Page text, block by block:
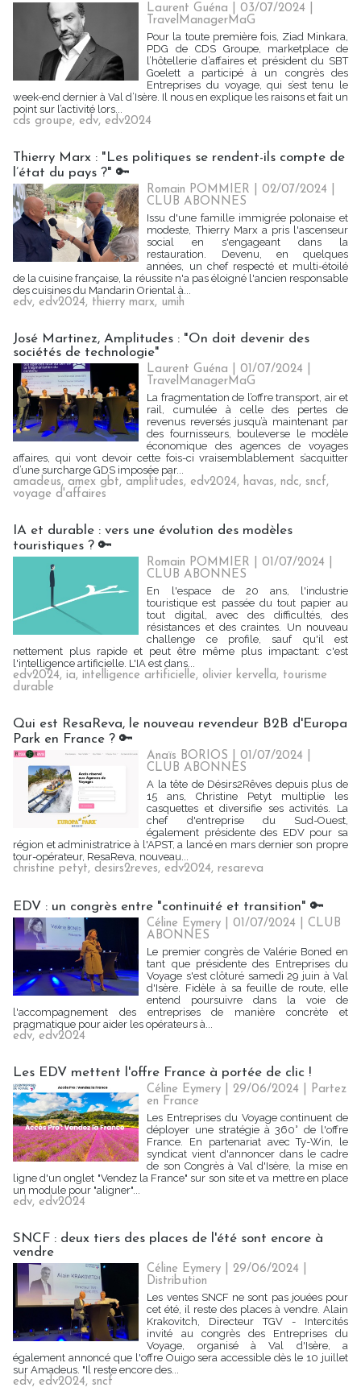
Laurent Guéna | 03/07/2024
TravelManagerMaG
Pour la toute première fois, Ziad Minkara,
PDG de CDS Groupe, marketplace de
l’hôtellerie d’affaires et président du SBT
Goelett a participé à un congrès des
Entreprises du voyage, qui s’est tenu le
week-end dernier à Val d’Isère. Il nous en explique les raisons et fait un
point sur l’activité lors...
cds groupe, edv, edv2024
Thierry Marx : "Les politiques se rendent-ils compte de
l’état du pays ?" 🔑
Romain POMMIER | 02/07/2024
CLUB ABONNES
Issu d'une famille immigrée polonaise et
modeste, Thierry Marx a pris l'ascenseur
social en s'engageant dans la
restauration. Devenu, en quelques
années, un chef respecté et multi-étoilé
de la cuisine française, la réussite n'a pas éloigné l'ancien responsable
des cuisines du Mandarin Oriental à...
edv, edv2024, thierry marx, umih
José Martinez, Amplitudes : "On doit devenir des
sociétés de technologie"
Laurent Guéna | 01/07/2024
TravelManagerMaG
La fragmentation de l’offre transport, air et
rail, cumulée à celle des pertes de
revenus reversés jusqu’à maintenant par
des fournisseurs, bouleverse le modèle
économique des agences de voyages
affaires, qui vont devoir cette fois-ci vraisemblablement s’acquitter
d’une surcharge GDS imposée par...
amadeus, amex gbt, amplitudes, edv2024, havas, ndc, sncf,
voyage d'affaires
IA et durable : vers une évolution des modèles
touristiques ? 🔑
Romain POMMIER | 01/07/2024
CLUB ABONNES
En l'espace de 20 ans, l'industrie
touristique est passée du tout papier au
tout digital, avec des difficultés, des
résistances et des craintes. Un nouveau
challenge ce profile, sauf qu'il est
nettement plus rapide et peut être même plus impactant: c'est
l'intelligence artificielle. L'IA est dans...
edv2024, ia, intelligence artificielle, olivier kervella, tourisme
durable
Qui est ResaReva, le nouveau revendeur B2B d'Europa
Park en France ? 🔑
Anaïs BORIOS | 01/07/2024
CLUB ABONNES
A la tête de Désirs2Rêves depuis plus de
15 ans, Christine Petyt multiplie les
casquettes et diversifie ses activités. La
chef d'entreprise du Sud-Ouest,
également présidente des EDV pour sa
région et administratrice à l'APST, a lancé en mars dernier son propre
tour-opérateur, ResaReva, nouveau...
christine petyt, desirs2reves, edv2024, resareva
EDV : un congrès entre "continuité et transition" 🔑
Céline Eymery | 01/07/2024 |CLUB
ABONNES
Le premier congrès de Valérie Boned en
tant que présidente des Entreprises du
Voyage s'est clôturé samedi 29 juin à Val
d'Isère. Fidèle à sa feuille de route, elle
entend poursuivre dans la voie de
l'accompagnement des entreprises de manière concrète et
pragmatique pour aider les opérateurs à...
edv, edv2024
Les EDV mettent l'offre France à portée de clic !
Céline Eymery | 29/06/2024
Partez
en France
Les Entreprises du Voyage continuent de
déployer une stratégie à 360° de l'offre
France. En partenariat avec Ty-Win, le
syndicat vient d'annoncer dans le cadre
de son Congrès à Val d'Isère, la mise en
ligne d'un onglet "Vendez la France" sur son site et va mettre en place
un module pour "aligner"...
edv, edv2024
SNCF : deux tiers des places de l'été sont encore à
vendre
Céline Eymery | 29/06/2024
Distribution
Les ventes SNCF ne sont pas jouées pour
cet été, il reste des places à vendre. Alain
Krakovitch, Directeur TGV - Intercités
invité au congrès des Entreprises du
Voyage, organisé à Val d'Isère, a
également annoncé que l'offre Ouigo sera accessible dès le 10 juillet
sur Amadeus. "Il reste encore des...
edv, edv2024, sncf